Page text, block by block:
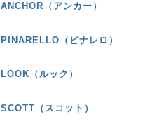
ANCHOR（アンカー）
PINARELLO（ピナレロ）
LOOK（ルック）
SCOTT（スコット）